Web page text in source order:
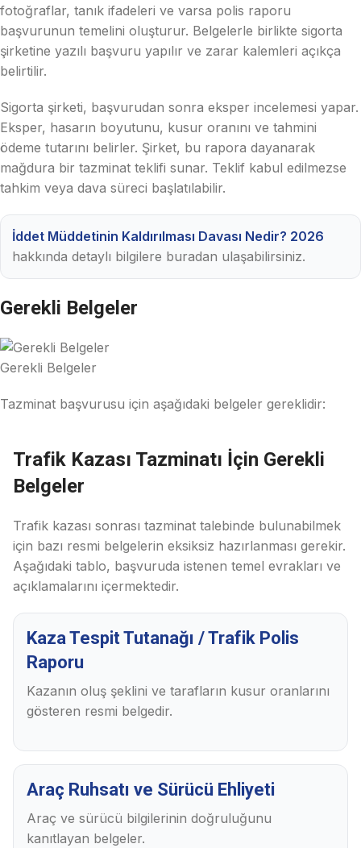
fotoğraflar, tanık ifadeleri ve varsa polis raporu
başvurunun temelini oluşturur. Belgelerle birlikte sigorta
şirketine yazılı başvuru yapılır ve zarar kalemleri açıkça
belirtilir.
Sigorta şirketi, başvurudan sonra eksper incelemesi yapar.
Eksper, hasarın boyutunu, kusur oranını ve tahmini
ödeme tutarını belirler. Şirket, bu rapora dayanarak
mağdura bir tazminat teklifi sunar. Teklif kabul edilmezse
tahkim veya dava süreci başlatılabilir.
İddet Müddetinin Kaldırılması Davası Nedir? 2026
hakkında detaylı bilgilere buradan ulaşabilirsiniz.
Gerekli Belgeler
Gerekli Belgeler
Tazminat başvurusu için aşağıdaki belgeler gereklidir:
Trafik Kazası Tazminatı İçin Gerekli
Belgeler
Trafik kazası sonrası tazminat talebinde bulunabilmek
için bazı resmi belgelerin eksiksiz hazırlanması gerekir.
Aşağıdaki tablo, başvuruda istenen temel evrakları ve
açıklamalarını içermektedir.
Kaza Tespit Tutanağı / Trafik Polis
Raporu
Kazanın oluş şeklini ve tarafların kusur oranlarını
gösteren resmi belgedir.
Araç Ruhsatı ve Sürücü Ehliyeti
Araç ve sürücü bilgilerinin doğruluğunu
kanıtlayan belgeler.